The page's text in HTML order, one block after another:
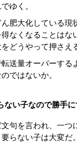
ゆく。
肥大化している現
なくなることはな
どうやって押さえ
送量オーバーする
ではないか。
ない子なので勝手に
句を言われ、一つ
らない子は大変だ